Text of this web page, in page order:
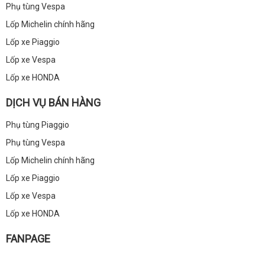
Phụ tùng Vespa
Lốp Michelin chính hãng
Lốp xe Piaggio
Lốp xe Vespa
Lốp xe HONDA
DỊCH VỤ BÁN HÀNG
Phụ tùng Piaggio
Phụ tùng Vespa
Lốp Michelin chính hãng
Lốp xe Piaggio
Lốp xe Vespa
Lốp xe HONDA
FANPAGE